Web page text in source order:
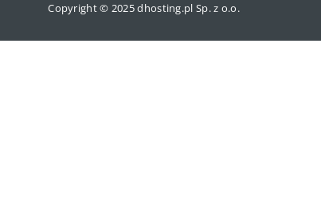
Copyright © 2025 dhosting.pl Sp. z o.o.